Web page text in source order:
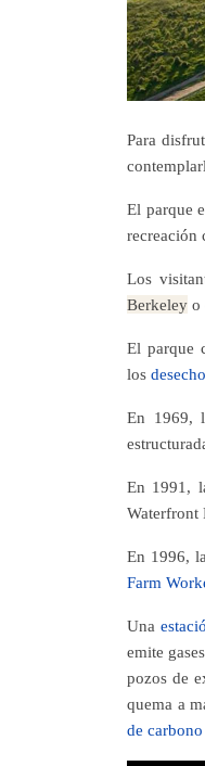
Para
El parque
recreación
Los
Berkeley o
El parque
los
En 1969,
En 1991,
Waterfront
En 1996,
Farm
Una
emite
pozos de
quema a
de carbono